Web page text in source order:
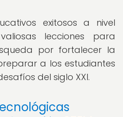
exitosos a nivel
lecciones para
por fortalecer la
a los estudiantes
del siglo XXI.